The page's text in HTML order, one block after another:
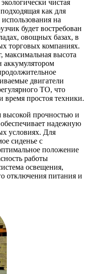
чистая
как для
на
будет востребован
овощных базах, в
торговых компаниях.
максимальная высота
аккумулятором
двигатели
ТО, что
время простоя техники.
прочностью и
надежную
условиях. Для
сиденье с
положение
работы
освещения,
отключения питания и